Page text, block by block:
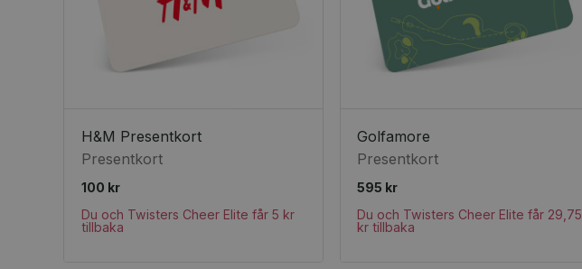
H&M Presentkort
Presentkort
100 kr
Du och Twisters Cheer Elite får 5 kr
tillbaka
Golfamore
Presentkort
595 kr
Du och Twisters Cheer Elite får 29,75
kr tillbaka